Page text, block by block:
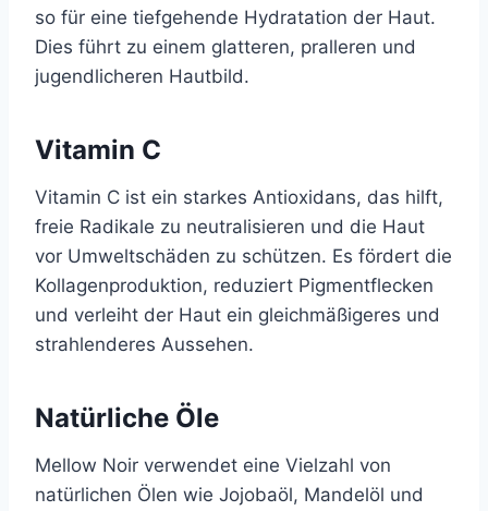
so für eine tiefgehende Hydratation der Haut.
Dies führt zu einem glatteren, pralleren und
jugendlicheren Hautbild.
Vitamin C
Vitamin C ist ein starkes Antioxidans, das hilft,
freie Radikale zu neutralisieren und die Haut
vor Umweltschäden zu schützen. Es fördert die
Kollagenproduktion, reduziert Pigmentflecken
und verleiht der Haut ein gleichmäßigeres und
strahlenderes Aussehen.
Natürliche Öle
Mellow Noir verwendet eine Vielzahl von
natürlichen Ölen wie Jojobaöl, Mandelöl und